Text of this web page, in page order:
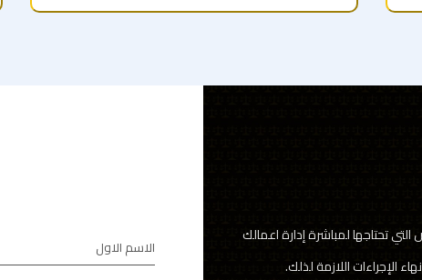
تحتاجها لمباشرة إدارة اعمالك
الإجراءات اللازمة لذلك.
الاسم الاول